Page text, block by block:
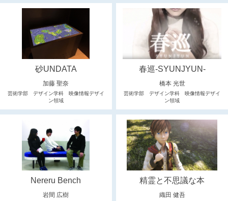
砂UNDATA
加藤 聖奈
芸術学部 デザイン学科 映像情報デザイ
ン領域
春巡-SYUNJYUN-
橋本 光世
芸術学部 デザイン学科 映像情報デザイ
ン領域
Nereru Bench
岩間 広樹
精霊と不思議な本
織田 健吾